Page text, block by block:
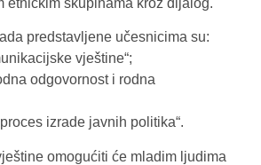
predstavljene učesnicima su:
vještine“;
odgovornost i rodna
izrade javnih politika“.
omogućiti će mladim ljudima